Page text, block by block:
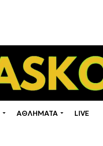
ΑΘΛΗΜΑΤΑ LIVE